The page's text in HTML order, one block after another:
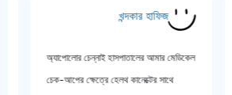
খন্দকার হাফিজ
অ্যাপোলোর চেন্নাই হাসপাতালের আমার মেডিকেল
চেক-আপের ক্ষেত্রে হেলথ কানেক্টের সাথে